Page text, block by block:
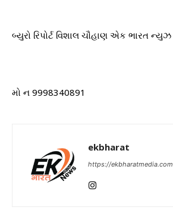
બ્યુરો રિપોર્ટ વિશાલ ચૌહાણ એક ભારત ન્યુઝ
મો ન 9998340891
ekbharat
https://ekbharatmedia.com